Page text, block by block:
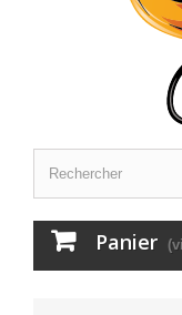
Panier